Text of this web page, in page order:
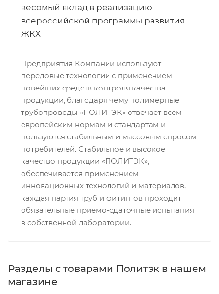
весомый вклад в реализацию
всероссийской программы развития
ЖКХ
Предприятия Компании используют
передовые технологии с применением
новейших средств контроля качества
продукции, благодаря чему полимерные
трубопроводы «ПОЛИТЭК» отвечает всем
европейским нормам и стандартам и
пользуются стабильным и массовым спросом
потребителей. Стабильное и высокое
качество продукции «ПОЛИТЭК»,
обеспечивается применением
инновационных технологий и материалов,
каждая партия труб и фитингов проходит
обязательные приемо-сдаточные испытания
в собственной лаборатории.
Разделы с товарами Политэк в нашем
магазине